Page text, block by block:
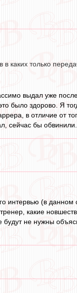
каких только
выдал уже
было здорово. Я
в отличие от
сейчас бы
интервью (в
какие
не нужны